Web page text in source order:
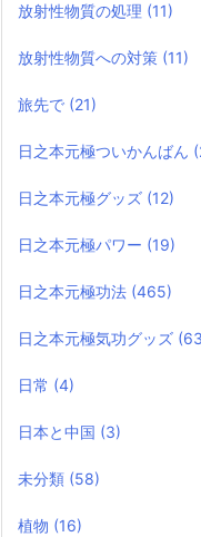
放射性物質の処理 (11)
放射性物質への対策 (11)
旅先で (21)
日之本元極ついかんばん
日之本元極グッズ (12)
日之本元極パワー (19)
日之本元極功法 (465)
日之本元極気功グッズ
日常 (4)
日本と中国 (3)
未分類 (58)
植物 (16)